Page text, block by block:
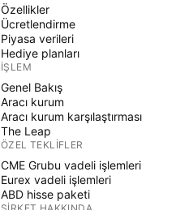
Özellikler
Ücretlendirme
Piyasa verileri
Hediye planları
İŞLEM
Genel Bakış
Aracı kurum
Aracı kurum karşılaştırması
The Leap
ÖZEL TEKLIFLER
CME Grubu vadeli işlemleri
Eurex vadeli işlemleri
ABD hisse paketi